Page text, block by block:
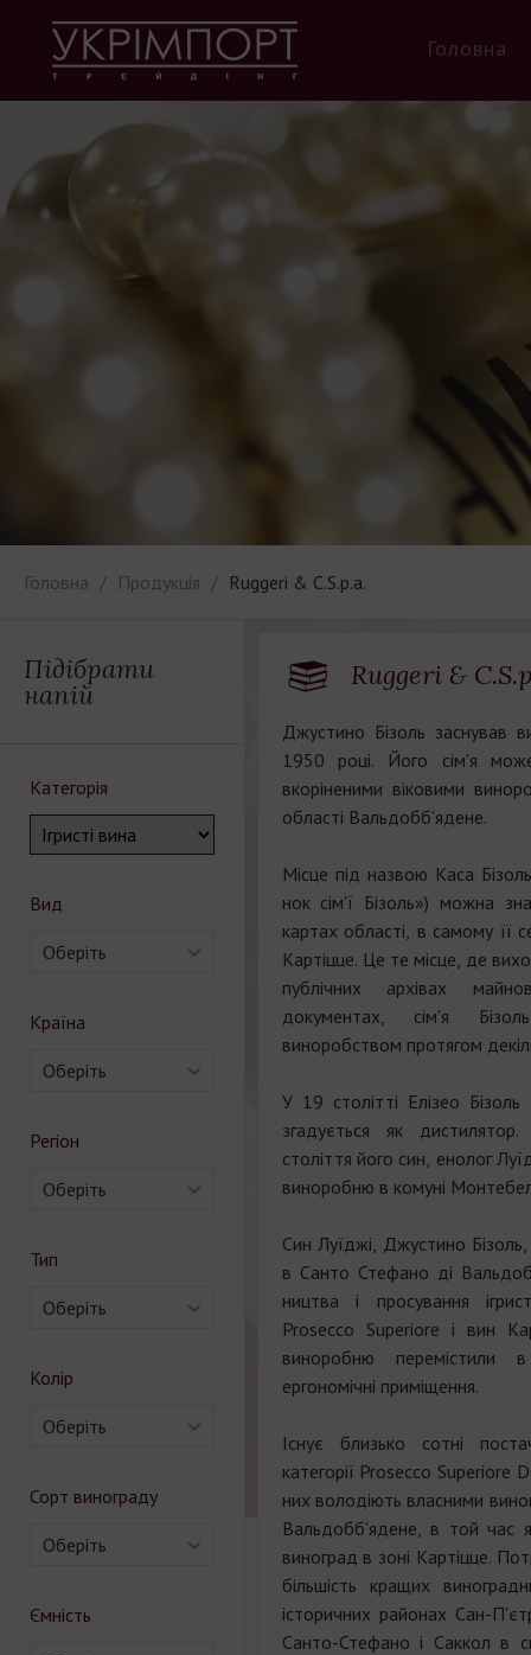
Головна
Головна Продукція Ruggeri & C.S.p.a.
Підібрати
напій
Категорія
Вид
Оберіть
Країна
Оберіть
Регіон
Оберіть
Тип
Оберіть
Колір
Оберіть
Сорт винограду
Оберіть
Ємність
Ruggeri &
Джустино Бізоль заснував
1950 році. Його сім'я
вкоріненими віковими
області Вальдобб'ядене.
Місце під назвою Каса
нок сім'ї Бізоль») можна
картах області, в самому її
Картіцце. Це те місце, де
публічних архівах
документах, сім'я
виноробством протягом
У 19 столітті Елізео
згадується як
століття його син, енолог
виноробню в комуні
Син Луїджі, Джустино
в Санто Стефано ді
ництва і просування
Prosecco Superiore і вин
виноробню перемістили
ергономічні приміщення.
Існує близько сотні
категорії Prosecco Superiore
них володіють власними
Вальдобб'ядене, в той
виноград в зоні Картіцце.
більшість кращих
історичних районах Сан-
Санто-Стефано і Саккол в